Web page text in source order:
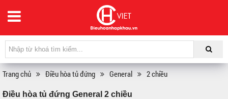
Trang chủ Điều hòa tủ đứng General 2 chiều
Điều hòa tủ đứng General 2 chiều